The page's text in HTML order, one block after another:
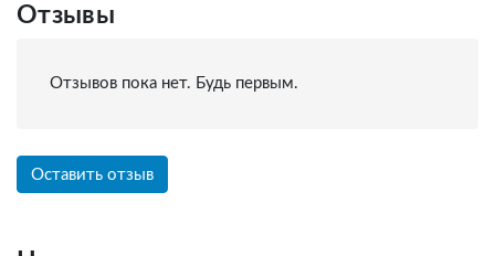
Отзывы
Отзывов пока нет. Будь первым.
Оставить отзыв